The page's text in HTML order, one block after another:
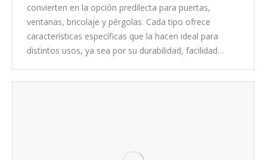
convierten en la opción predilecta para puertas,
ventanas, bricolaje y pérgolas. Cada tipo ofrece
características específicas que la hacen ideal para
distintos usos, ya sea por su durabilidad, facilidad…